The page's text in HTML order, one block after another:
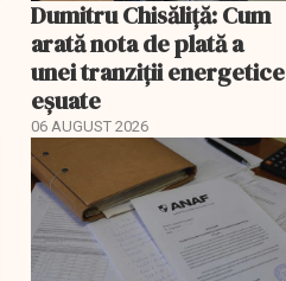
Dumitru Chisăliță: Cum
arată nota de plată a
unei tranziții energetice
eșuate
06 AUGUST 2026